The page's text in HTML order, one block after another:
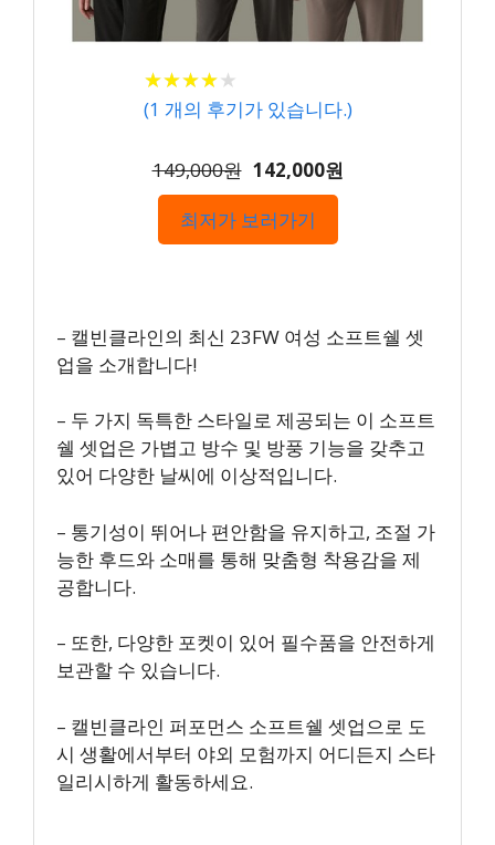
★★★★★
★★★★★
(1 개의 후기가 있습니다.)
149,000원 142,000원
최저가 보러가기
– 캘빈클라인의 최신 23FW 여성 소프트쉘 셋
업을 소개합니다!
– 두 가지 독특한 스타일로 제공되는 이 소프트
쉘 셋업은 가볍고 방수 및 방풍 기능을 갖추고
있어 다양한 날씨에 이상적입니다.
– 통기성이 뛰어나 편안함을 유지하고, 조절 가
능한 후드와 소매를 통해 맞춤형 착용감을 제
공합니다.
– 또한, 다양한 포켓이 있어 필수품을 안전하게
보관할 수 있습니다.
– 캘빈클라인 퍼포먼스 소프트쉘 셋업으로 도
시 생활에서부터 야외 모험까지 어디든지 스타
일리시하게 활동하세요.